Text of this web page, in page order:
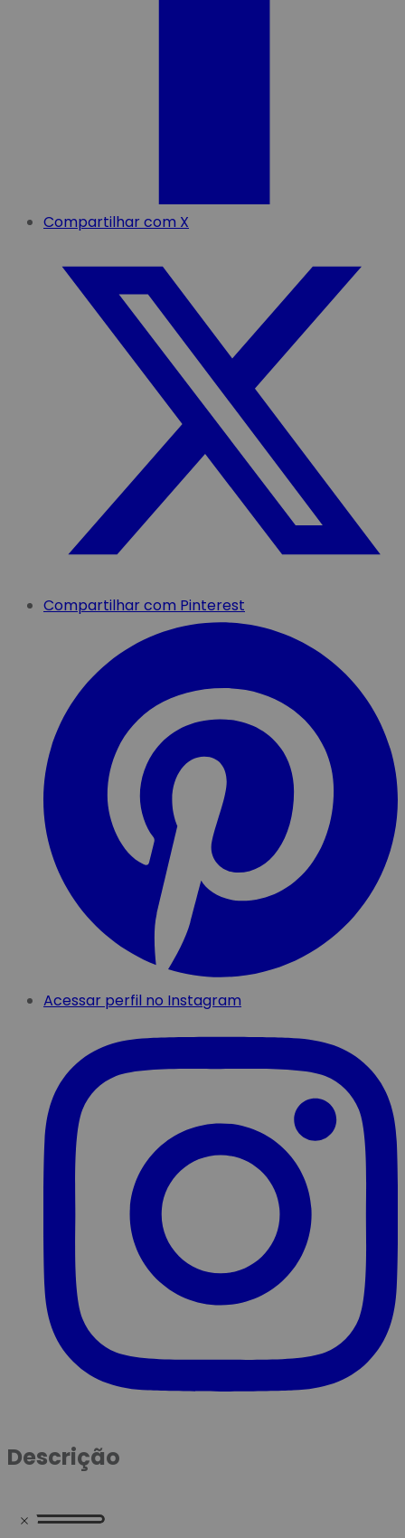
Compartilhar com X
Compartilhar com Pinterest
Acessar perfil no Instagram
Descrição